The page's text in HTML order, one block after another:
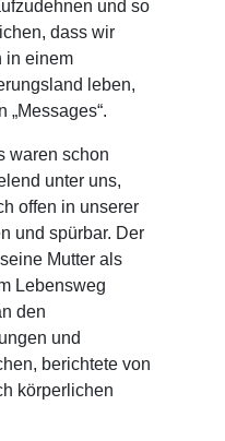
und so
dass wir
in einem
leben,
„Messages“.
waren schon
unter uns,
offen in unserer
und spürbar. Der
Mutter als
Lebensweg
den
und
berichtete von
körperlichen